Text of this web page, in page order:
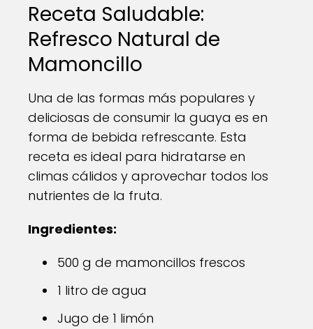
Receta Saludable:
Refresco Natural de
Mamoncillo
Una de las formas más populares y
deliciosas de consumir la guaya es en
forma de bebida refrescante. Esta
receta es ideal para hidratarse en
climas cálidos y aprovechar todos los
nutrientes de la fruta.
Ingredientes:
500 g de mamoncillos frescos
1 litro de agua
Jugo de 1 limón